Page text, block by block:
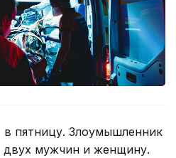
пятницу. Злоумышленник
мужчин и женщину.